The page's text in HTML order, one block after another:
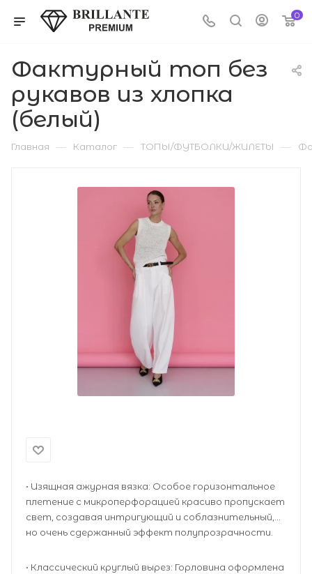
0
Фактурный топ без
рукавов из хлопка
(белый)
Главная — Каталог — ТОПЫ/ФУТБОЛКИ/ЖИЛЕТЫ —
• Изящная ажурная вязка: Особое горизонтальное
плетение с микроперфорацией красиво пропускает
свет, создавая интригующий и соблазнительный,
но очень сдержанный эффект полупрозрачности.
• Классический круглый вырез: Горловина оформлена